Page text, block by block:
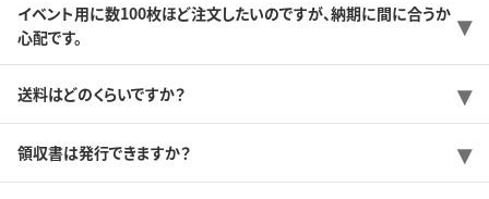
イベント用に数100枚ほど注文したいのですが、納期に間に合うか
心配です。
送料はどのくらいですか？
領収書は発行できますか？